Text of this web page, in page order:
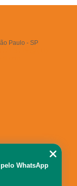
Paulo - SP
WhatsApp